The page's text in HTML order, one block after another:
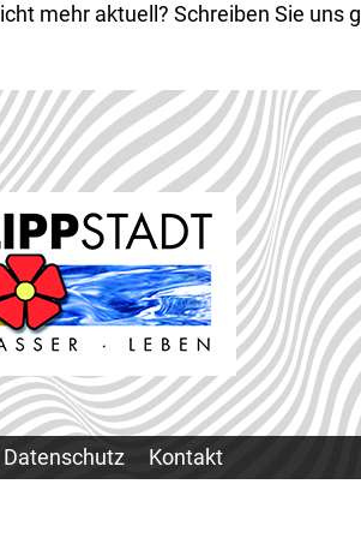
mehr aktuell? Schreiben Sie uns
Datenschutz Kontakt